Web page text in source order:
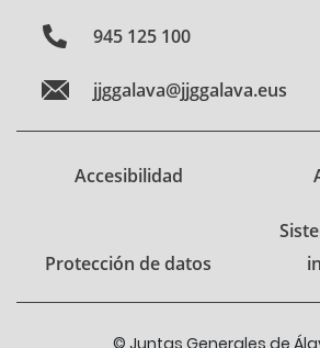
945 125 100
jjggalava@jjggalava.eus
Accesibilidad
Protección de datos